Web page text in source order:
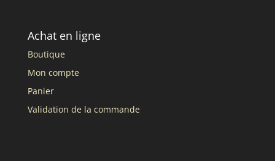
Achat en ligne
Boutique
Mon compte
Panier
Validation de la commande